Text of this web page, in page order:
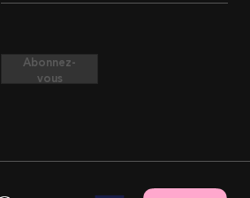
Abonnez-
vous